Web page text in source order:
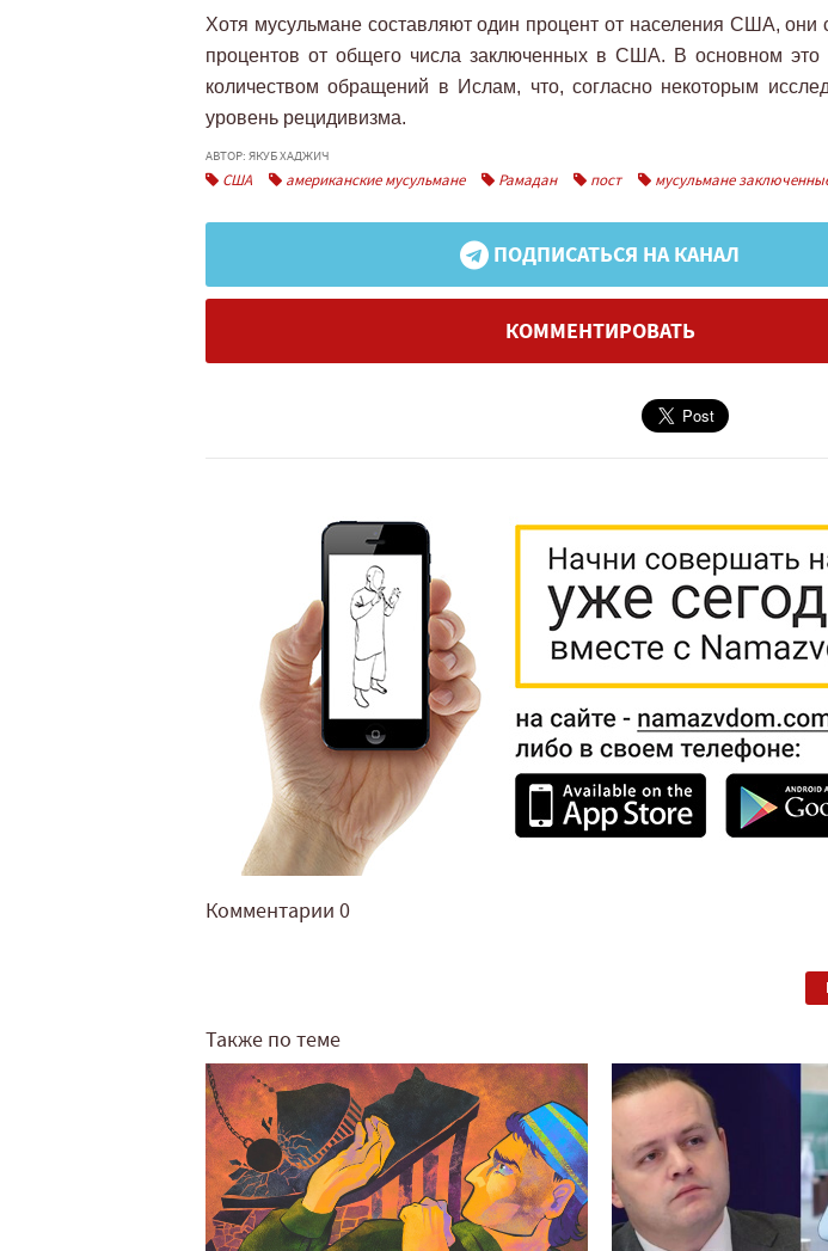
Хотя мусульмане составляют один процент от населения США, они
процентов от общего числа заключенных в США. В основном
количеством обращений в Ислам, что, согласно некоторым
уровень рецидивизма.
АВТОР: ЯКУБ ХАДЖИЧ
США американские мусульмане Рамадан пост мусульмане
ПОДПИСАТЬСЯ НА КАНАЛ
КОММЕНТИРОВАТЬ
Комментарии 0
Также по теме